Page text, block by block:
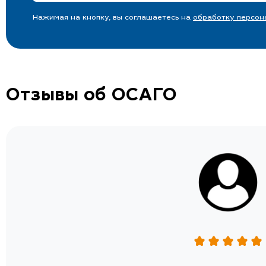
Нажимая на кнопку, вы соглашаетесь на обработку
Отзывы об ОСАГО